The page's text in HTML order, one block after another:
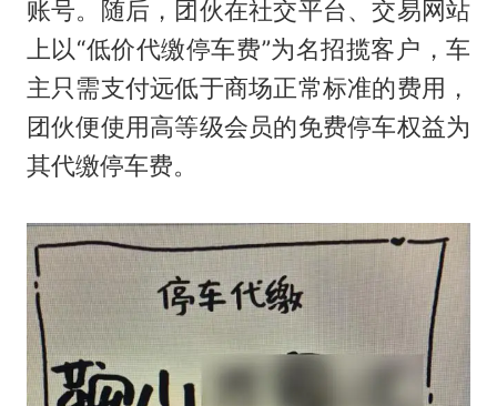
账号。随后，团伙在社交平台、交易网站
上以“低价代缴停车费”为名招揽客户，车
主只需支付远低于商场正常标准的费用，
团伙便使用高等级会员的免费停车权益为
其代缴停车费。